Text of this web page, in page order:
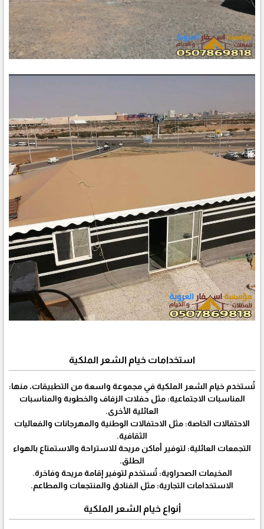
استخدامات خيام الشعر الملكية
تُستخدم خيام الشعر الملكية في مجموعة واسعة من التطبيقات، منها:
المناسبات الاجتماعية: مثل حفلات الزفاف والخطوبة والمناسبات
العائلية الأخرى.
الاحتفالات الخاصة: مثل الاحتفالات الوطنية والمهرجانات والفعاليات
الثقافية.
التجمعات العائلية: لتوفير أماكن مريحة للاستراحة والاستمتاع بالهواء
الطلق.
المخيمات الصحراوية: تُستخدم لتوفير إقامة مريحة وفاخرة.
الاستخدامات التجارية: مثل الفنادق والمنتجعات والمطاعم.
أنواع خيام الشعر الملكية